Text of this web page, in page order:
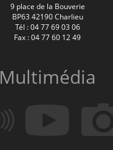
9 place de la Bouverie
BP63 42190 Charlieu
Tél : 04 77 69 03 06
Fax : 04 77 60 12 49
Multimédia